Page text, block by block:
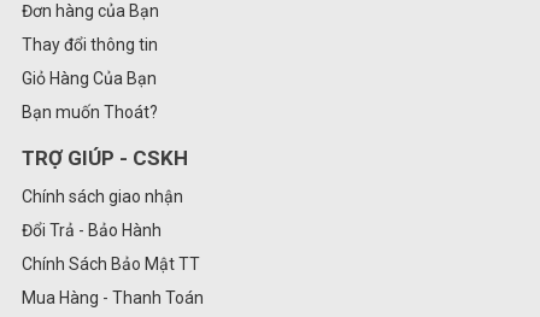
Đơn hàng của Bạn
Thay đổi thông tin
Giỏ Hàng Của Bạn
Bạn muốn Thoát?
TRỢ GIÚP - CSKH
Chính sách giao nhận
Đổi Trả - Bảo Hành
Chính Sách Bảo Mật TT
Mua Hàng - Thanh Toán